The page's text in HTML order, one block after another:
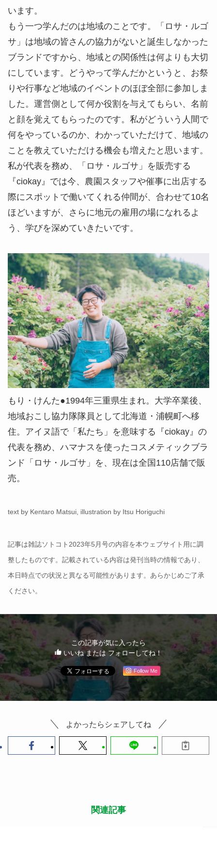
います。
もう一つ学んだのは地域のことです。「ロサ・ルゴ
サ」は地域の皆さんの協力がないと誕生しなかった
ブランドですから、地域との関係性は何よりも大切
にしています。どうやって学んだかというと、お祭
りや行事など地域のイベントのほぼ全部に参加しま
した。運営側として何か役割を与えてもらい、名前
と顔を覚えてもらったのです。私がどういう人間で
何をやっているのか、わかっていただけて、地域の
ことを教えていただける機会も増えたと思います。
私が代表を務め、「ロサ・ルゴサ」を販売する
『ciokay』では今、農園スタッフや催事に出店する
際にスポットで働いてくれる仲間が、合わせて10名
ほどいますが、さらに地元の雇用の場になれるよ
う、学びを深めていきたいです。
もり・けんた●1994年三重県生まれ。大学卒業後、
地域おこし協力隊隊員として北海道・浦幌町へ移
住。アイヌ語で「私たち」を意味する『ciokay』の
代表を務め、ハマナスを使ったコスメティックブラ
ンド「ロサ・ルゴサ」を、現在は全国110店舗で販
売。
text by Kentaro Matsui, illustration by Itsu Horiguchi
記事は雑誌ソトコト2023年5月号の内容を本ウェブサイト用に調
整したものです。記載されている内容は発刊当時の情報であり、
本日時点での状況と異なる可能性があります。あらかじめご了承
ください。
この記事が気に入ったら
いいね または フォローしてね！
Follow Me
よかったらシェアしてね
関連記事